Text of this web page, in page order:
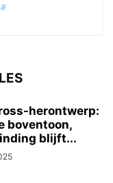
herontwerp:
boventoon,
blijft...